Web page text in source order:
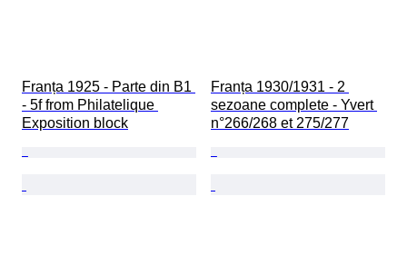
Franța 1925 - Parte din B1
- 5f from Philatelique
Exposition block
Franța 1930/1931 - 2
sezoane complete - Yvert
n°266/268 et 275/277